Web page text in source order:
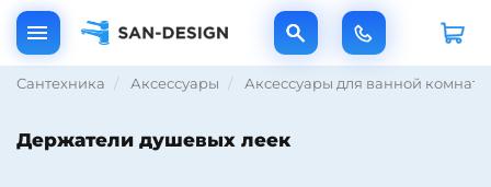
Сантехника Аксессуары Аксессуары для ванной комнаты
Держатели душевых леек